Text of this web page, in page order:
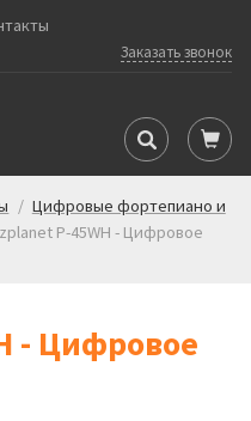
Заказать звонок
/ Цифровые фортепиано и
P-45WH - Цифровое
- Цифровое